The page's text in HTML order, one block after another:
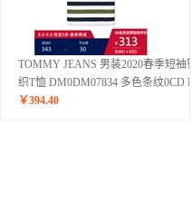
TOMMY JEANS 男装2020春季短袖针
织T恤 DM0DM07834 多色条纹0CD M
￥394.40